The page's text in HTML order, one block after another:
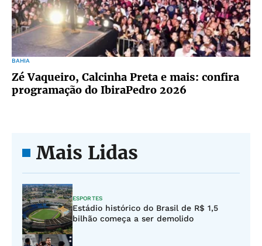
BAHIA
Zé Vaqueiro, Calcinha Preta e mais: confira
programação do IbiraPedro 2026
Mais Lidas
ESPORTES
Estádio histórico do Brasil de R$ 1,5
bilhão começa a ser demolido